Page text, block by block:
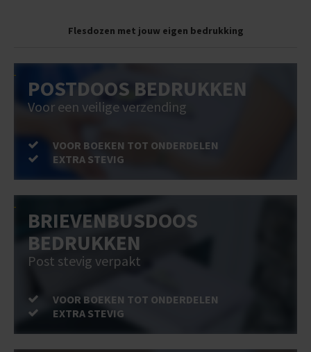
Flesdozen met jouw eigen bedrukking
POSTDOOS BEDRUKKEN
Voor een veilige verzending
VOOR BOEKEN TOT ONDERDELEN
EXTRA STEVIG
BRIEVENBUSDOOS
BEDRUKKEN
Post stevig verpakt
VOOR BOEKEN TOT ONDERDELEN
EXTRA STEVIG